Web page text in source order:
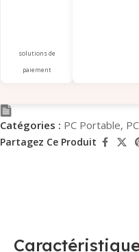
solutions de
paiement
Catégories : PC Portable,
Partagez Ce Produit